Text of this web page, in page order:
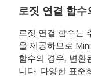
로짓 연결 함수
로짓 연결 함수는
을 제공하므로
함수의 경우, 변환
니다. 다양한 표준